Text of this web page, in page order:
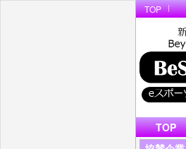
TOP
TOP